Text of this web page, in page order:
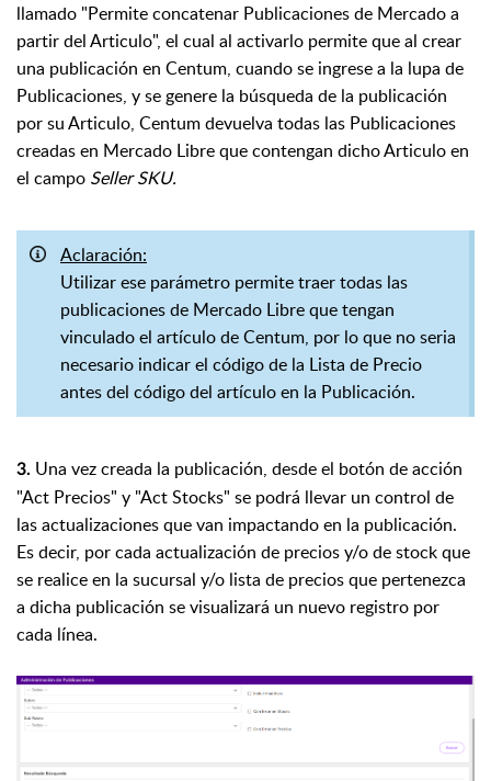
llamado "Permite concatenar Publicaciones de Mercado a
partir del Articulo", el cual al activarlo permite que al crear
una publicación en Centum, cuando se ingrese a la lupa de
Publicaciones, y se genere la búsqueda de la publicación
por su Articulo, Centum devuelva todas las Publicaciones
creadas en Mercado Libre que contengan dicho Articulo en
el campo Seller SKU.
Aclaración:
Utilizar ese parámetro permite traer todas las
publicaciones de Mercado Libre que tengan
vinculado el artículo de Centum, por lo que no seria
necesario indicar el código de la Lista de Precio
antes del código del artículo en la Publicación.
3. Una vez creada la publicación, desde el botón de acción
"Act Precios" y "Act Stocks" se podrá llevar un control de
las actualizaciones que van impactando en la publicación.
Es decir, por cada actualización de precios y/o de stock que
se realice en la sucursal y/o lista de precios que pertenezca
a dicha publicación se visualizará un nuevo registro por
cada línea.